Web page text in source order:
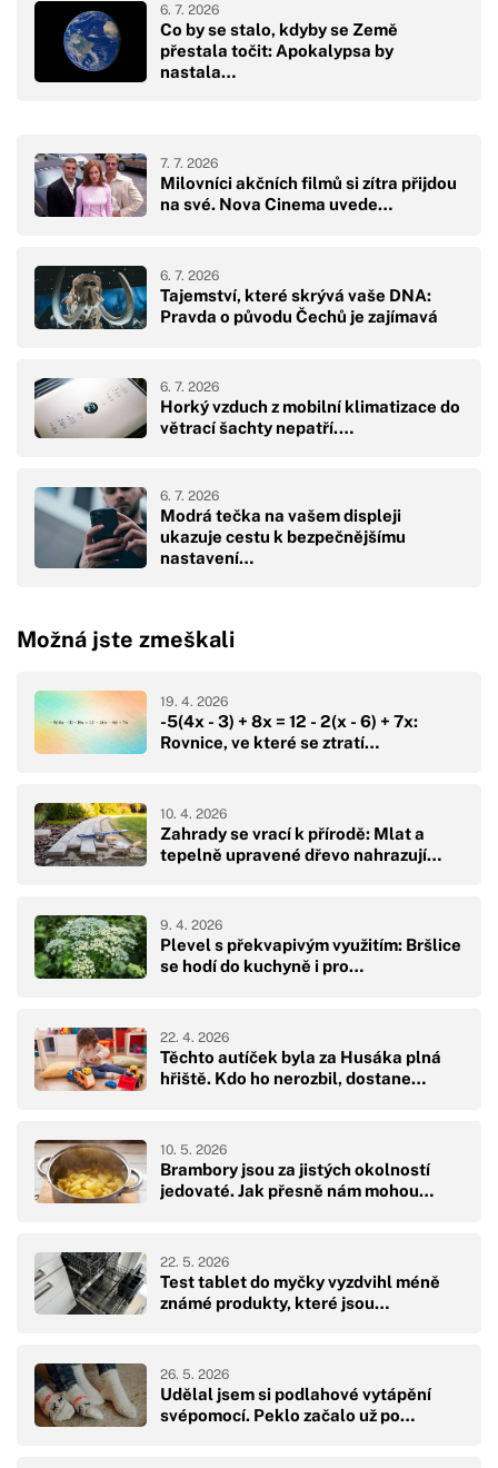
Co by se stalo, kdyby se Země
přestala točit: Apokalypsa by
nastala…
6. 7. 2026
Milovníci akčních filmů si zítra přijdou
na své. Nova Cinema uvede…
7. 7. 2026
Tajemství, které skrývá vaše DNA:
Pravda o původu Čechů je zajímavá
6. 7. 2026
Horký vzduch z mobilní klimatizace do
větrací šachty nepatří.…
6. 7. 2026
Modrá tečka na vašem displeji
ukazuje cestu k bezpečnějšímu
nastavení…
6. 7. 2026
Možná jste zmeškali
-5(4x - 3) + 8x = 12 - 2(x - 6) + 7x:
Rovnice, ve které se ztratí…
19. 4. 2026
Zahrady se vrací k přírodě: Mlat a
tepelně upravené dřevo nahrazují…
10. 4. 2026
Plevel s překvapivým využitím: Bršlice
se hodí do kuchyně i pro…
9. 4. 2026
Těchto autíček byla za Husáka plná
hřiště. Kdo ho nerozbil, dostane…
22. 4. 2026
Brambory jsou za jistých okolností
jedovaté. Jak přesně nám mohou…
10. 5. 2026
Test tablet do myčky vyzdvihl méně
známé produkty, které jsou…
22. 5. 2026
Udělal jsem si podlahové vytápění
svépomocí. Peklo začalo už po…
26. 5. 2026